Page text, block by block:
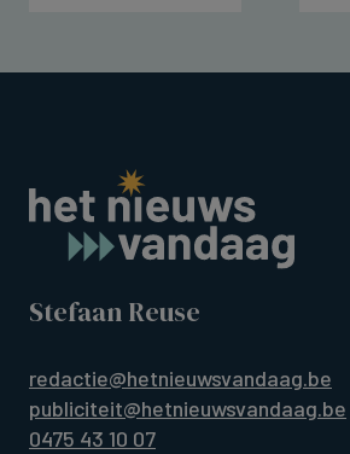
Stefaan Reuse
redactie@hetnieuwsvandaag.be
publiciteit@hetnieuwsvandaag.be
0475 43 10 07